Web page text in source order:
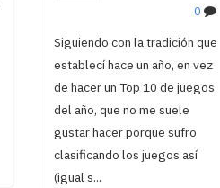
0
Siguiendo con la tradición que
establecí hace un año, en vez
de hacer un Top 10 de juegos
del año, que no me suele
gustar hacer porque sufro
clasificando los juegos así
(igual s...